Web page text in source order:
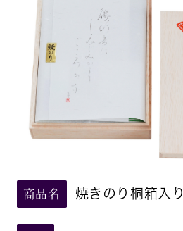
商品名 焼きのり桐箱入り